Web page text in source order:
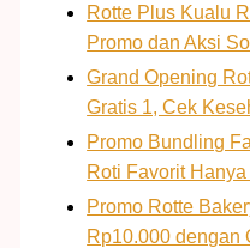
Rotte Plus Kualu
Promo dan Aksi
Grand Opening
Gratis 1, Cek
Promo Bundling
Roti Favorit
Promo Rotte
Rp10.000 dengan